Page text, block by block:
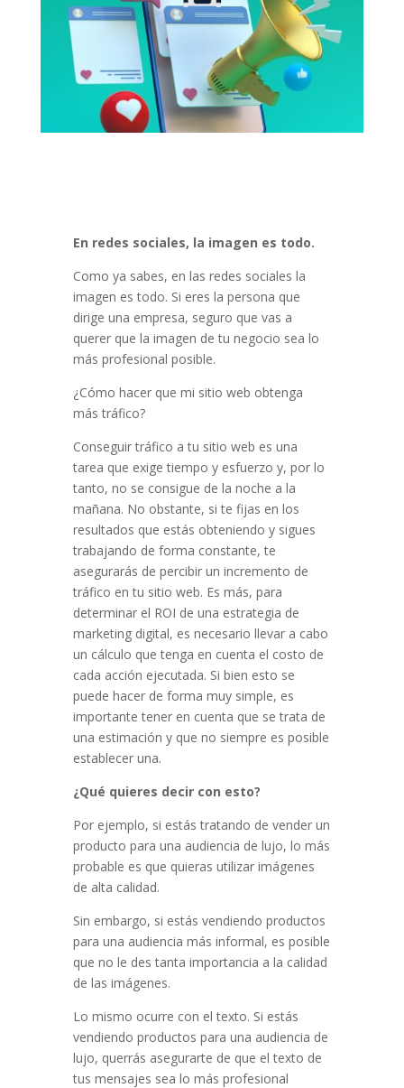
En redes sociales, la imagen es todo.
Como ya sabes, en las redes sociales la
imagen es todo. Si eres la persona que
dirige una empresa, seguro que vas a
querer que la imagen de tu negocio sea lo
más profesional posible.
¿Cómo hacerque mi sitio web obtenga
más tráfico?
Conseguirtráfico a tu sitio web es una
tarea que exige tiempo yesfuerzo y, porlo
tanto, no se consigue de la noche a la
mañana. No obstante, si te fijas en los
resultados que estás obteniendo ysigues
trabajando de forma constante, te
asegurarás de percibirun incremento de
tráfico en tu sitio web. Es más, para
determinarel ROI de una estrategia de
marketingdigital, es necesario llevara cabo
un cálculo que tenga en cuenta el costo de
cada acción ejecutada. Si bien esto se
puede hacerde forma muysimple, es
importante teneren cuenta que se trata de
una estimación yque no siempre es posible
estableceruna.
¿Qué quieres decir con esto?
Por ejemplo, si estás tratando de vender un
producto para una audiencia de lujo, lo más
probable es que quieras utilizar imágenes
de alta calidad.
Sin embargo, si estás vendiendo productos
para una audiencia más informal, es posible
que no le des tanta importancia a la calidad
de las imágenes.
Lo mismo ocurre con el texto. Si estás
vendiendo productos para una audiencia de
lujo, querrás asegurarte de que el texto de
tus mensajes sea lo más profesional